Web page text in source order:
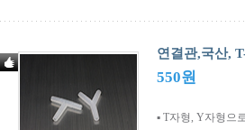
연결관,국산,
550원
▪ T자형, Y자형으